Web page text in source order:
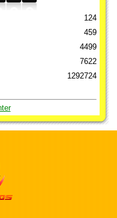
124
459
4499
7622
1292724